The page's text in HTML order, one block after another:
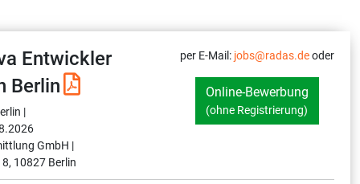
Entwickler
Berlin
|
GmbH |
10827 Berlin
per E-Mail: jobs@radas.deoder
Online-Bewerbung
(ohne Registrierung)